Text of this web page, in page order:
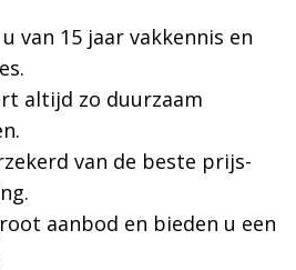
van 15 jaar vakkennis en
altijd zo duurzaam
van de beste prijs-
aanbod en bieden u een